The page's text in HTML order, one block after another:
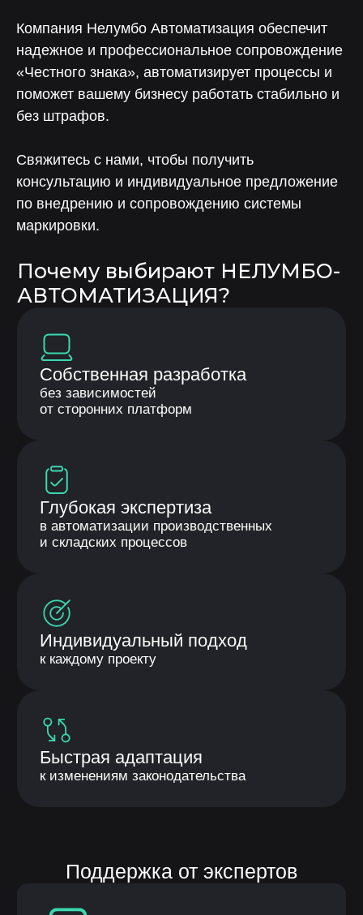
Компания Нелумбо Автоматизация обеспечит
надежное и профессиональное сопровождение
«Честного знака», автоматизирует процессы и
поможет вашему бизнесу работать стабильно и
без штрафов.
Свяжитесь с нами, чтобы получить
консультацию и индивидуальное предложение
по внедрению и сопровождению системы
маркировки.
Согласие наобработку персональных
автоматизировать работу
с маркировкой?
Интеграция «Честного знака» в ИС «ЛОТОС» —
процессов.
Свяжитесь с нами, чтобы получить
консультацию и демонстрацию возможностей
системы.